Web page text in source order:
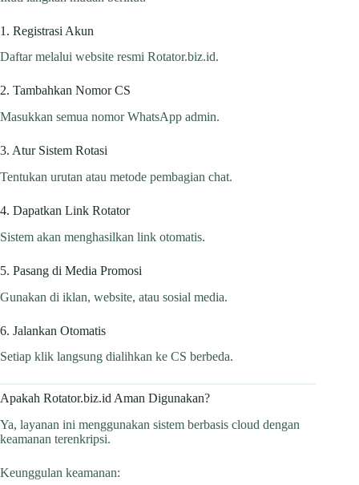
1. Registrasi Akun
Daftar melalui website resmi Rotator.biz.id.
2. Tambahkan Nomor CS
Masukkan semua nomor WhatsApp admin.
3. Atur Sistem Rotasi
Tentukan urutan atau metode pembagian chat.
4. Dapatkan Link Rotator
Sistem akan menghasilkan link otomatis.
5. Pasang di Media Promosi
Gunakan di iklan, website, atau sosial media.
6. Jalankan Otomatis
Setiap klik langsung dialihkan ke CS berbeda.
Apakah Rotator.biz.id Aman Digunakan?
Ya, layanan ini menggunakan sistem berbasis cloud dengan
keamanan terenkripsi.
Keunggulan keamanan: